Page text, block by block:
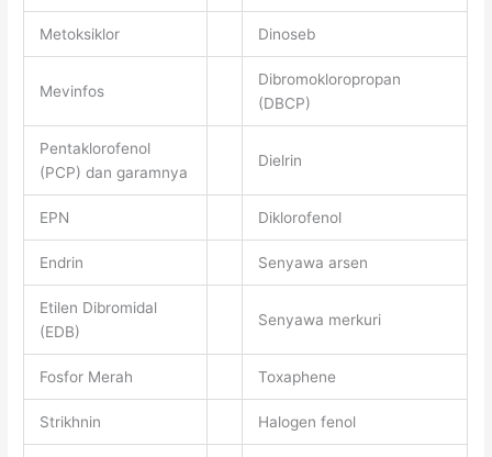
Metoksiklor Dinoseb
Mevinfos
Dibromokloropropan
(DBCP)
Pentaklorofenol
(PCP) dan garamnya
Dielrin
EPN Diklorofenol
Endrin Senyawa arsen
Etilen Dibromidal
(EDB)
Senyawa merkuri
Fosfor Merah Toxaphene
Strikhnin Halogen fenol